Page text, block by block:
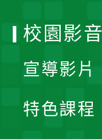
校園影音
宣導影片
特色課程